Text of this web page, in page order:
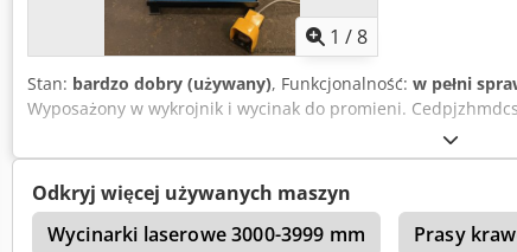
1 /8
Stan: bardzo dobry (używany), Funkcjonalność: w pełni
Wyposażony w wykrojnik i wycinak do promieni.
Odkryj więcej używanych maszyn
Wycinarki laserowe 3000-3999 mm
Prasy